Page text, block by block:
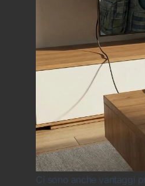
Ci sono anche vantaggi